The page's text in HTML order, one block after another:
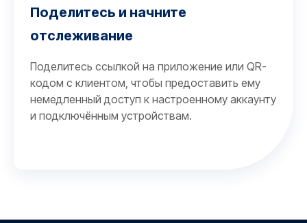
Поделитесь и начните
отслеживание
Поделитесь ссылкой на приложение или QR-
кодом с клиентом, чтобы предоставить ему
немедленный доступ к настроенному аккаунту
и подключённым устройствам.